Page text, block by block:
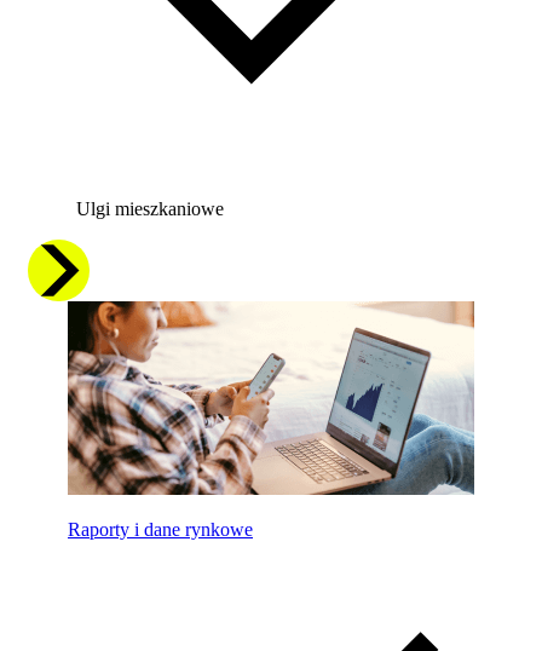
Ulgi mieszkaniowe
Raporty i dane rynkowe